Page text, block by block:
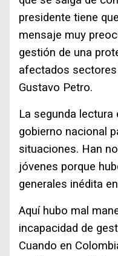
presidente tiene
mensaje muy
gestión de una
afectados
Gustavo Petro.
La segunda lectura
gobierno nacional
situaciones. Han
jóvenes porque
generales inédita
Aquí hubo mal
incapacidad de
Cuando en